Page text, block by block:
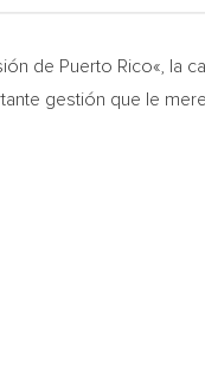
de Puerto Rico«, la
gestión que le